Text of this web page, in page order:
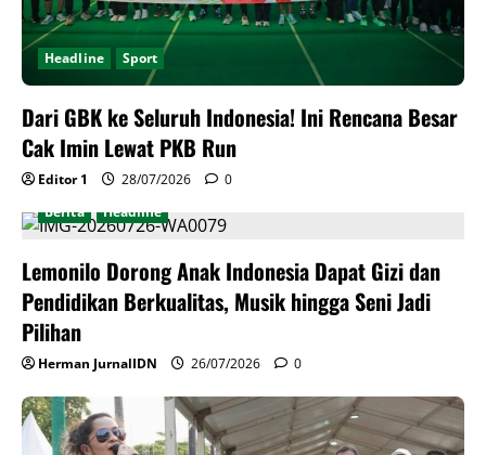
Headline Sport
Dari GBK ke Seluruh Indonesia! Ini Rencana Besar
Cak Imin Lewat PKB Run
Editor 1 28/07/2026
0
Berita
Headline
Lemonilo Dorong Anak Indonesia Dapat Gizi dan
Pendidikan Berkualitas, Musik hingga Seni Jadi
Pilihan
Herman JurnalIDN 26/07/2026 0